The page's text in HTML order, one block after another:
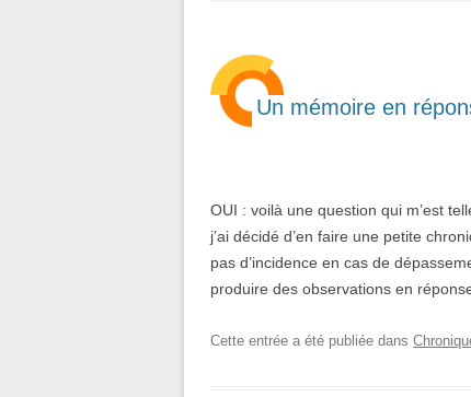
Un mémoire en
OUI : voilà une question qui m’est
j’ai décidé d’en faire une petite
pas d’incidence en cas de
produire des observations en
Cette entrée a été publiée dans